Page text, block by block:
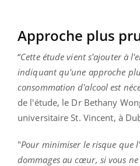
Approche plus
“Cette étude vient s'ajouter à
indiquant qu'une approche
consommation d'alcool est
de l'étude, le Dr Bethany
universitaire St. Vincent, à
"Pour minimiser le risque que
dommages au cœur, si vous